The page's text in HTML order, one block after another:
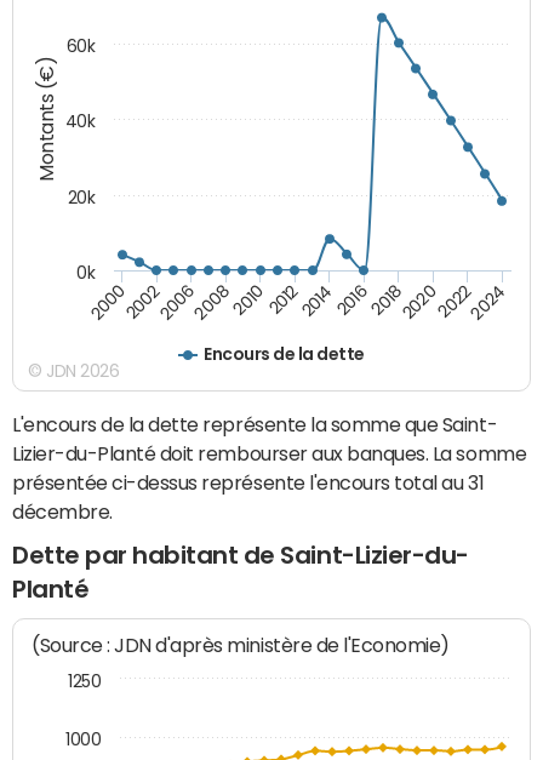
Montants (€)
Encours de la dette
20002002200620082010 2012201420162018202020222024
0k
20k
40k
60k
© JDN 2026
L'encours de la dette représente la somme que Saint-
Lizier-du-Planté doit rembourser aux banques. La somme
présentée ci-dessus représente l'encours total au 31
décembre.
Dette par habitant de Saint-Lizier-du-
Planté
(Source : JDN d'après ministère de l'Economie)
1000
1250